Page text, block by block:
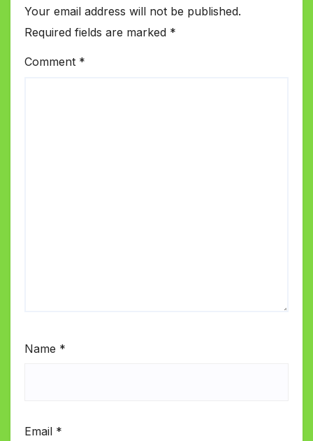
Your email address will not be published.
Required fields are marked *
Comment *
Name *
Email *